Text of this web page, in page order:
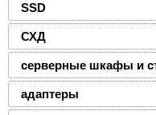
SSD
СХД
серверные шкафы и
адаптеры